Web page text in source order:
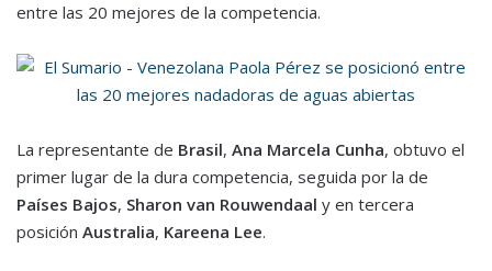
entre las 20 mejores de la competencia.
La representante de Brasil, Ana Marcela Cunha, obtuvo el
primer lugar de la dura competencia, seguida por la de
Países Bajos, Sharon van Rouwendaal y en tercera
posición Australia, Kareena Lee.